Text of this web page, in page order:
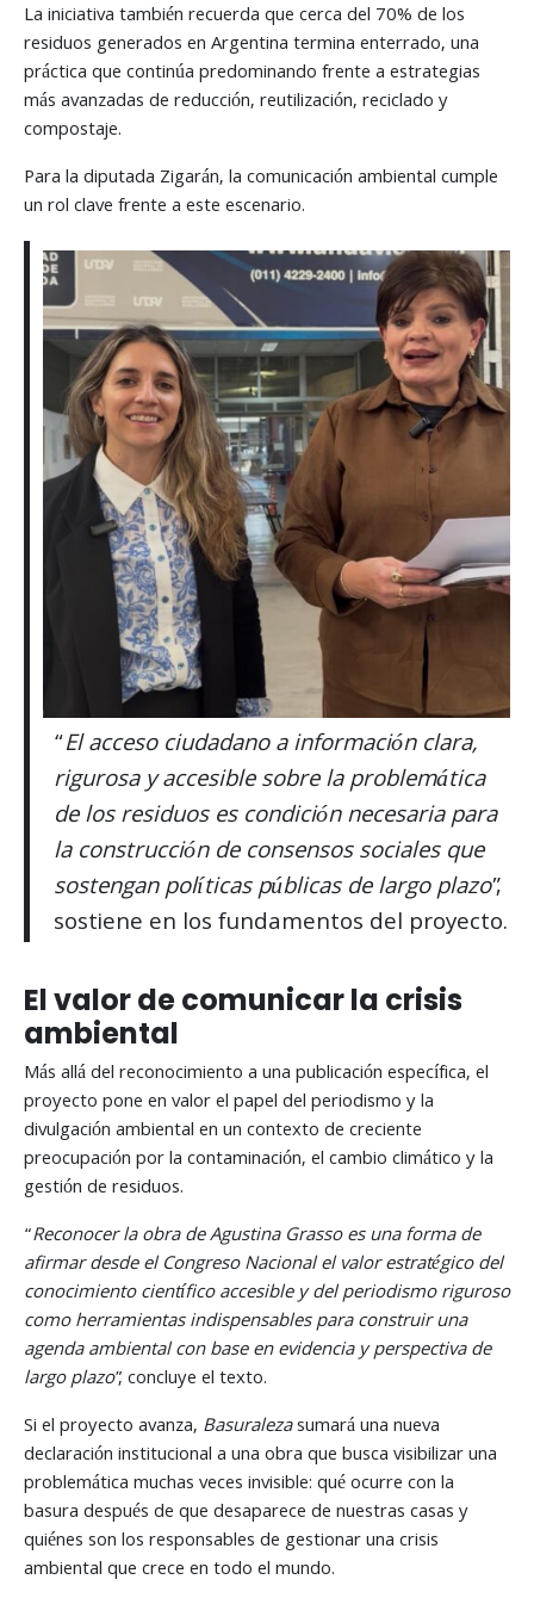
La iniciativa también recuerda que cerca del 70% de los
residuos generados en Argentina termina enterrado, una
práctica que continúa predominando frente a estrategias
más avanzadas de reducción, reutilización, reciclado y
compostaje.
Para la diputada Zigarán, la comunicación ambiental cumple
un rol clave frente a este escenario.
“El acceso ciudadano a información clara,
rigurosa y accesible sobre la problemática
de los residuos es condición necesaria para
la construcción de consensos sociales que
sostengan políticas públicas de largo plazo”,
sostiene en los fundamentos del proyecto.
El valor de comunicar la crisis
ambiental
Más allá del reconocimiento a una publicación específica, el
proyecto pone en valor el papel del periodismo y la
divulgación ambiental en un contexto de creciente
preocupación por la contaminación, el cambio climático y la
gestión de residuos.
“Reconocer la obra de Agustina Grasso es una forma de
afirmar desde el Congreso Nacional el valor estratégico del
conocimiento científico accesible y del periodismo riguroso
como herramientas indispensables para construir una
agenda ambiental con base en evidencia y perspectiva de
largo plazo”, concluye el texto.
Si el proyecto avanza, Basuralezasumará una nueva
declaración institucional a una obra que busca visibilizar una
problemática muchas veces invisible: qué ocurre con la
basura después de que desaparece de nuestras casas y
quiénes son los responsables de gestionar una crisis
ambiental que crece en todo el mundo.